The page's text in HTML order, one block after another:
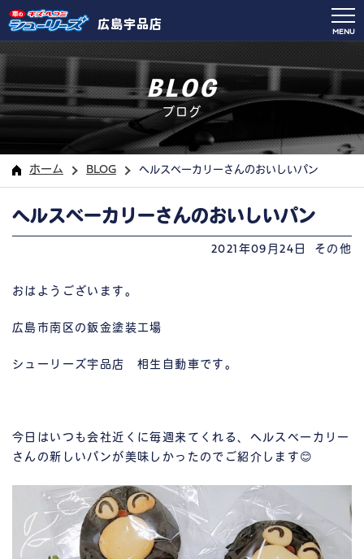
広島宇品店
MENU
BLOG
ブログ
ホーム BLOG ヘルスベーカリーさんのおいしいパン
ヘルスベーカリーさんのおいしいパン
2021年09月24日 その他
おはようございます。
広島市南区の鈑金塗装工場
シューリーズ宇品店 相生自動車です。
今日はいつも会社近くに毎週来てくれる、ヘルスベーカリー
さんの新しいパンが美味しかったのでご紹介します😊